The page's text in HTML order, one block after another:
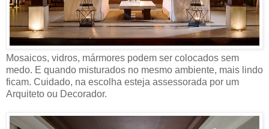
Mosaicos, vidros, mármores podem ser colocados sem
medo. E quando misturados no mesmo ambiente, mais lindo
ficam. Cuidado, na escolha esteja assessorada por um
Arquiteto ou Decorador.